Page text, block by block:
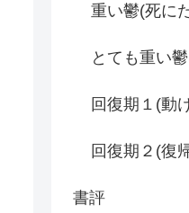
重い鬱(死に
とても重い
回復期１(動
回復期２(復
書評